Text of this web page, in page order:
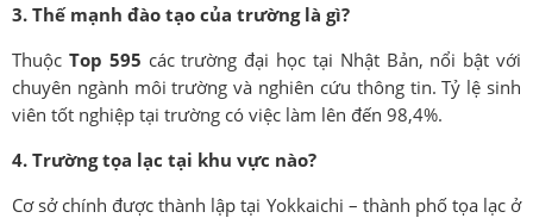
3. Thế mạnh đào tạo của trường là gì?
Thuộc Top 595 các trường đại học tại Nhật Bản, nổi bật với
chuyên ngành môi trường và nghiên cứu thông tin. Tỷ lệ sinh
viên tốt nghiệp tại trường có việc làm lên đến 98,4%.
4. Trường tọa lạc tại khu vực nào?
Cơ sở chính được thành lập tại Yokkaichi – thành phố tọa lạc ở